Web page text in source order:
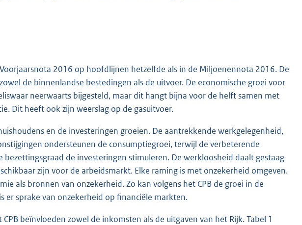
2016 op hoofdlijnen hetzelfde als in de Miljoenennota 2016. De
de binnenlandse bestedingen als de uitvoer. De economische groei voor
neerwaarts bijgesteld, maar dit hangt bijna voor de helft samen met
Dit heeft ook zijn weerslag op de gasuitvoer.
en de investeringen groeien. De aantrekkende werkgelegenheid,
ondersteunen de consumptiegroei, terwijl de verbeterende
de investeringen stimuleren. De werkloosheid daalt gestaag
zijn voor de arbeidsmarkt. Elke raming is met onzekerheid omgeven.
als bronnen van onzekerheid. Zo kan volgens het CPB de groei in de
er sprake van onzekerheid op financiële markten.
beïnvloeden zowel de inkomsten als de uitgaven van het Rijk. Tabel 1